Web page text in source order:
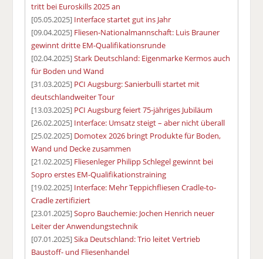
tritt bei Euroskills 2025 an
[05.05.2025] Interface startet gut ins Jahr
[09.04.2025] Fliesen-Nationalmannschaft: Luis Brauner
gewinnt dritte EM-Qualifikationsrunde
[02.04.2025]Stark Deutschland: Eigenmarke Kermos auch
für Boden und Wand
[31.03.2025] PCI Augsburg: Sanierbulli startet mit
deutschlandweiter Tour
[13.03.2025] PCI Augsburg feiert 75-jähriges Jubiläum
[26.02.2025] Interface: Umsatz steigt – aber nicht überall
[25.02.2025] Domotex 2026 bringt Produkte für Boden,
Wand und Decke zusammen
[21.02.2025] Fliesenleger Philipp Schlegel gewinnt bei
Sopro erstes EM-Qualifikationstraining
[19.02.2025] Interface: Mehr Teppichfliesen Cradle-to-
Cradle zertifiziert
[23.01.2025]Sopro Bauchemie: Jochen Henrich neuer
Leiter der Anwendungstechnik
[07.01.2025]Sika Deutschland: Trio leitet Vertrieb
Baustoff- und Fliesenhandel